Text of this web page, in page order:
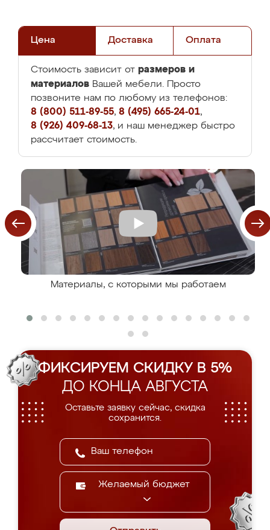
Цена Доставка Оплата
Стоимость зависит от размеров и
материалов Вашей мебели. Просто
позвоните нам по любому из телефонов:
8 (800) 511-89-55, 8 (495) 665-24-01,
8 (926) 409-68-13, и наш менеджер быстро
рассчитает стоимость.
Материалы, с которыми мы работаем
ФИКСИРУЕМ СКИДКУ В 5%
ДО КОНЦА АВГУСТА
Оставьте заявку сейчас, скидка
сохранится.
Желаемый бюджет